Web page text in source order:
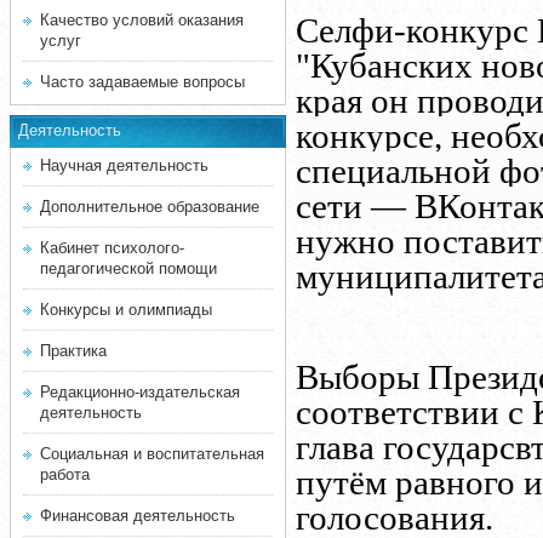
Качество условий оказания
услуг
Часто задаваемые вопросы
Деятельность
Научная деятельность
Дополнительное образование
Кабинет психолого-
педагогической помощи
Конкурсы и олимпиады
Практика
Редакционно-издательская
деятельность
Социальная и воспитательная
работа
Финансовая деятельность
Селфи-конкурс
"Кубанских
края он
конкурсе,
специальной
сети —
нужно
Выборы
соответствии
глава
путём равного
голосования.